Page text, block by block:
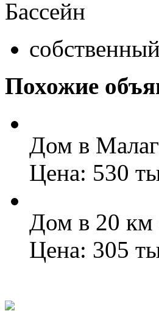
Бассейн
собственный
Похожие
Дом в
Цена: 530
Дом в 20 км
Цена: 305